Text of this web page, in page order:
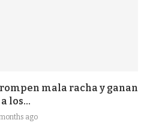
rompen mala racha y ganan
a los...
ago